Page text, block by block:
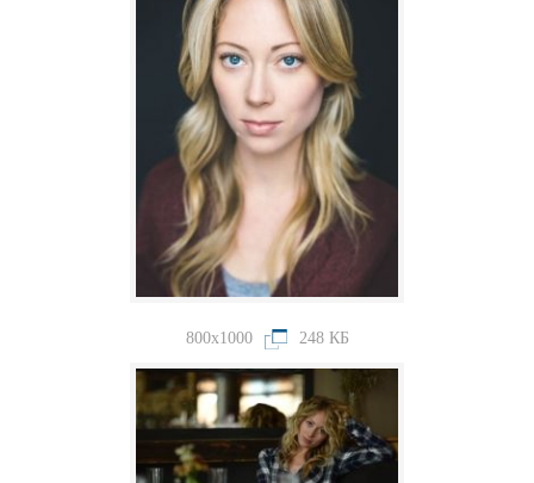
800x1000 248 КБ